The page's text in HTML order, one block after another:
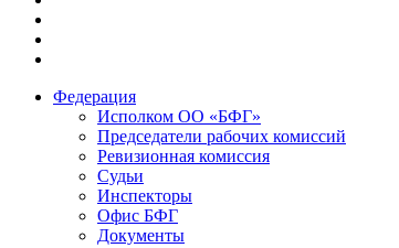
Федерация
Исполком ОО «БФГ»
Председатели рабочих комиссий
Ревизионная комиссия
Судьи
Инспекторы
Офис БФГ
Документы